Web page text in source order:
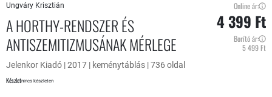
Ungváry Krisztián
A HORTHY-RENDSZER ÉS
ANTISZEMITIZMUSÁNAK MÉRLEGE
Jelenkor Kiadó | 2017 | keménytáblás | 736 oldal
Készletnincs készleten
Online ár:
4 399 Ft
Borító ár:
5 499 Ft